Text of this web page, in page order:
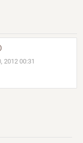
2012 00:31